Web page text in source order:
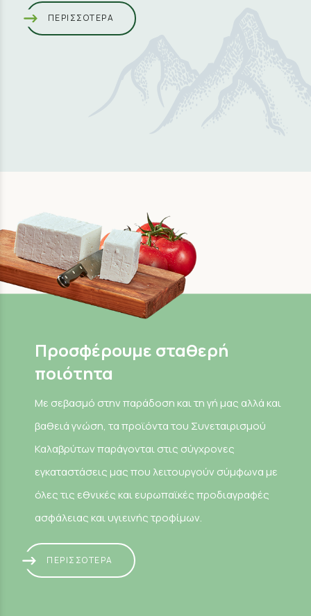
ΠΕΡΙΣΣΟΤΕΡΑ
Προσφέρουμε σταθερή
ποιότητα
Με σεβασμό στην παράδοση και τη γή μας αλλά και
βαθειά γνώση, τα προϊόντα του Συνεταιρισμού
Καλαβρύτων παράγονται στις σύγχρονες
εγκαταστάσεις μας που λειτουργούν σύμφωνα με
όλες τις εθνικές και ευρωπαϊκές προδιαγραφές
ασφάλειας και υγιεινής τροφίμων.
ΠΕΡΙΣΣΟΤΕΡΑ